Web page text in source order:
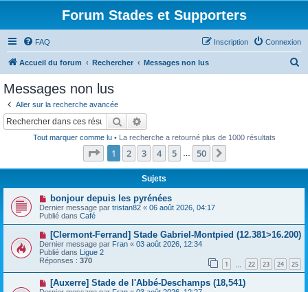
Forum Stades et Supporters
FAQ Connexion
Inscription
Accueil du forum Rechercher Messages non lus
Messages non lus
Aller sur la recherche avancée
Rechercher
Tout marquer comme lu• La recherche a retourné plus de 1000 résultats
Page 1sur50
1 2 3 4 5 50
Sujets
N
o
u
v
e
u
m
e
s
s
a
bonjour depuis les pyrénées
Dernier message par tristan82 « 06 août 2026, 04:17
Publié dans Café
N
o
u
v
e
a
m
[Clermont-Ferrand] Stade Gabriel-Montpied (12.381>16.200)
Dernier message par Fran « 03 août 2026, 12:34
Publié dans Ligue 2
Réponses : 370 1 22 23 24 25
N
o
[Auxerre] Stade de l'Abbé-Deschamps (18,541)